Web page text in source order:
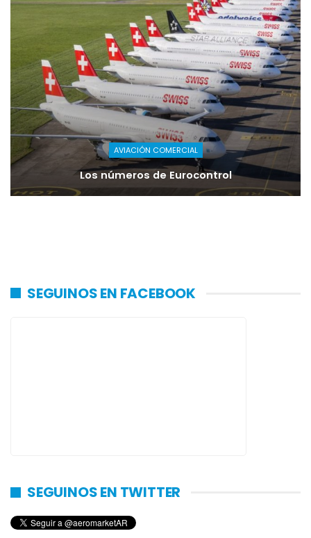
AVIACIÓN COMERCIAL
Los números de Eurocontrol
SEGUINOS EN FACEBOOK
SEGUINOS EN TWITTER